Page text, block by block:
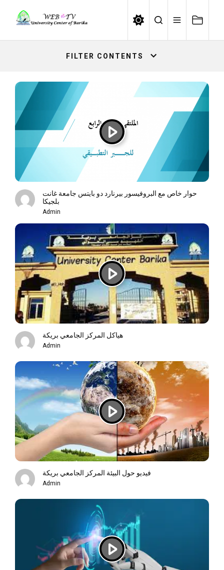
content
FILTER CONTENTS
حوار خاص مع البروفيسور بيرنارد دو بايتس جامعة غانت
بلجيكا
Admin
هياكل المركز الجامعي بريكة
Admin
فيديو حول البيئة المركز الجامعي بريكة
Admin